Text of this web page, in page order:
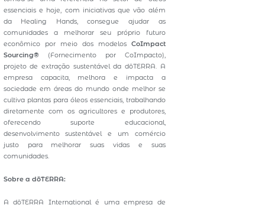
essenciais e hoje, com iniciativas que vão além
da Healing Hands, consegue ajudar as
comunidades a melhorar seu próprio futuro
econômico por meio dos modelos CoImpact
Sourcing® (Fornecimento por CoImpacto),
projeto de extração sustentável da dōTERRA. A
empresa capacita, melhora e impacta a
sociedade em áreas do mundo onde melhor se
cultiva plantas para óleos essenciais, trabalhando
diretamente com os agricultores e produtores,
oferecendo suporte educacional,
desenvolvimento sustentável e um comércio
justo para melhorar suas vidas e suas
comunidades.
Sobre a dōTERRA:
A dōTERRA International é uma empresa de